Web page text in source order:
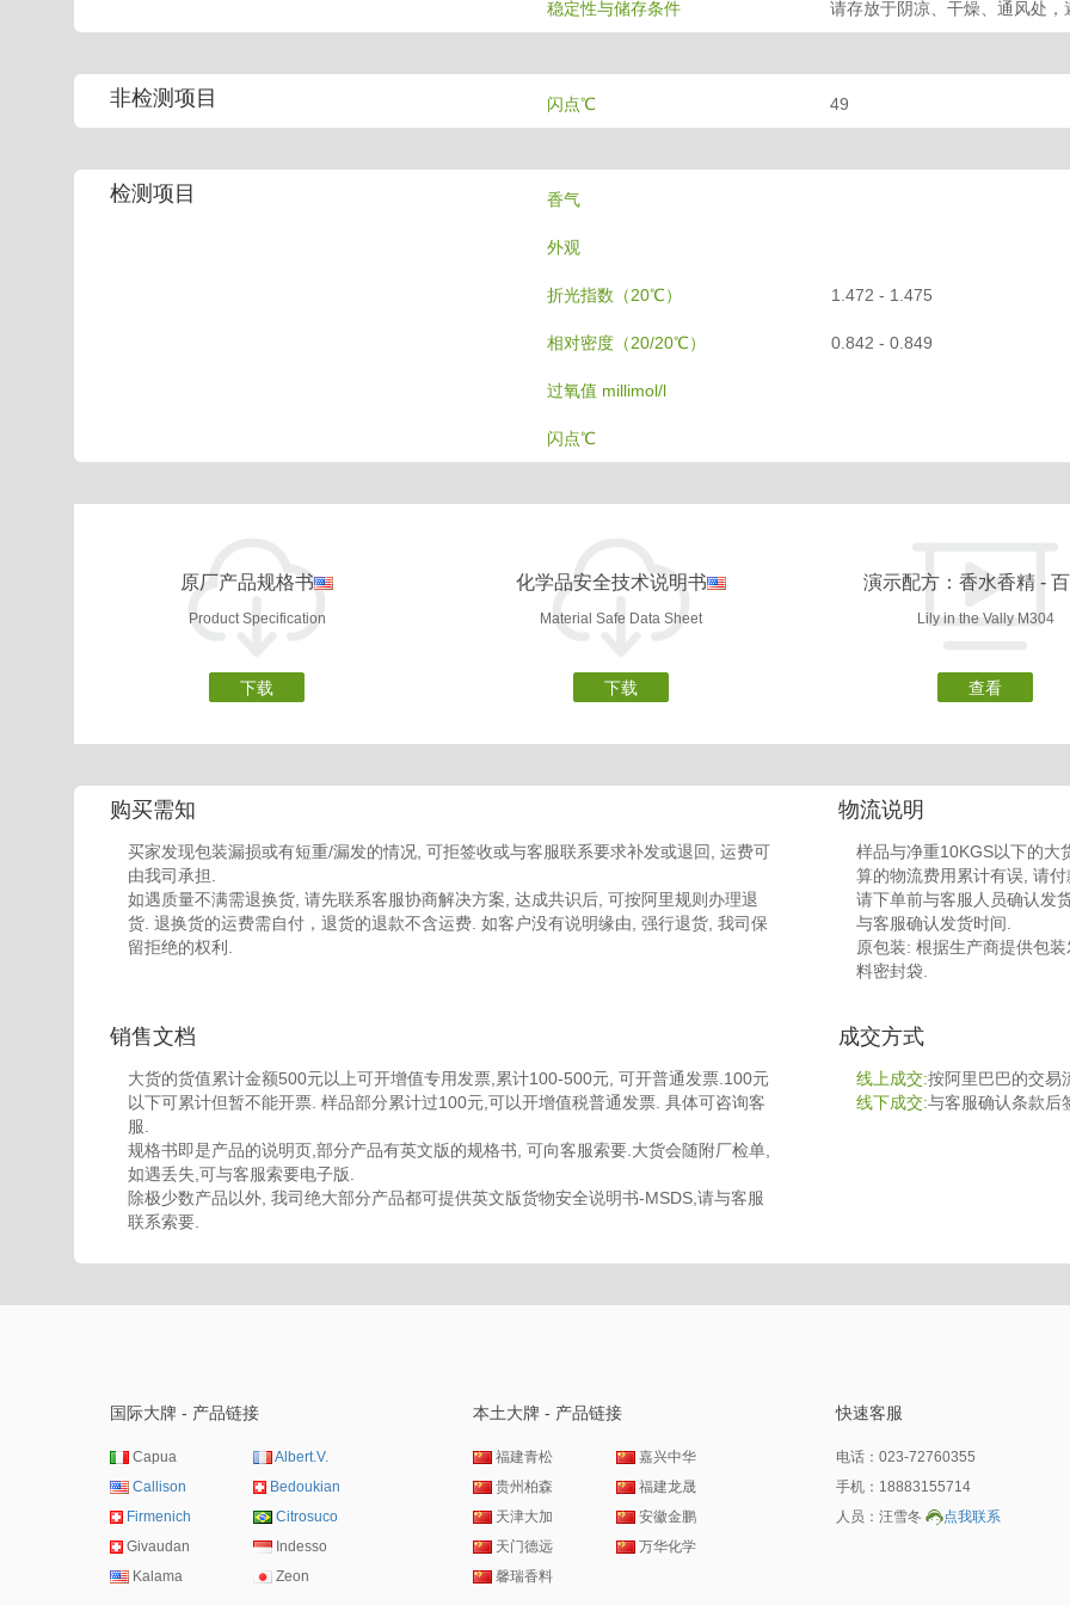
稳定性与储存条件 请存放于阴凉、干燥、通风处
非检测项目 闪点℃ 49
检测项目 香气
外观
折光指数（20℃） 1.472 - 1.475
相对密度（20/20℃） 0.842 - 0.849
过氧值 millimol/l
闪点℃
原厂产品规格书
Product Specification
下载
化学品安全技术说明书
Material Safe Data Sheet
下载
演示配方：香水香精 -
Lily in the Vally M304
查看
购买需知 物流说明
买家发现包装漏损或有短重/漏发的情况, 可拒签收或与客服联系要求补发或退回, 运费可
由我司承担.
如遇质量不满需退换货, 请先联系客服协商解决方案, 达成共识后, 可按阿里规则办理退
货. 退换货的运费需自付，退货的退款不含运费. 如客户没有说明缘由, 强行退货, 我司保
留拒绝的权利.
样品与净重10KGS以下的大
算的物流费用累计有误, 请
请下单前与客服人员确认发
与客服确认发货时间.
原包装: 根据生产商提供包
料密封袋.
销售文档 成交方式
大货的货值累计金额500元以上可开增值专用发票,累计100-500元, 可开普通发票.100元
以下可累计但暂不能开票. 样品部分累计过100元,可以开增值税普通发票. 具体可咨询客
服.
规格书即是产品的说明页,部分产品有英文版的规格书, 可向客服索要.大货会随附厂检单,
如遇丢失,可与客服索要电子版.
除极少数产品以外, 我司绝大部分产品都可提供英文版货物安全说明书-MSDS,请与客服
联系索要.
线上成交:按阿里巴巴的交易
线下成交:与客服确认条款后
国际大牌 - 产品链接
Capua
Albert.V.
Callison
Bedoukian
Firmenich
Citrosuco
Givaudan
Indesso
Kalama
Zeon
本土大牌 - 产品链接
福建青松
嘉兴中华
贵州柏森
福建龙晟
天津大加
安徽金鹏
天门德远
万华化学
馨瑞香料
快速客服
电话：023-72760355
手机：18883155714
人员：汪雪冬
点我联系